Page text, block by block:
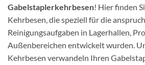
Gabelstaplerkehrbesen! Hier finden
Kehrbesen, die speziell für die
Reinigungsaufgaben in Lagerhallen,
Außenbereichen entwickelt wurden.
Kehrbesen verwandeln Ihren